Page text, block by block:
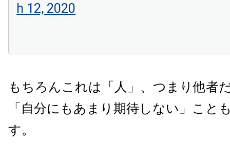
h 12, 2020
もちろんこれは「人」、つまり他者
「自分にもあまり期待しない」こと
す。